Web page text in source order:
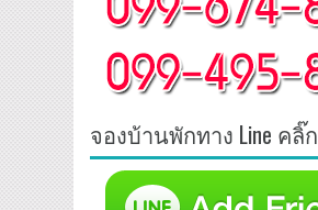
จองบ้านพักทาง Line คลิ๊ก